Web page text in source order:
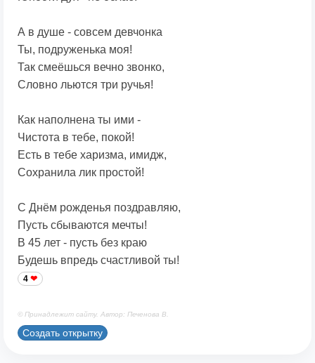
А в душе - совсем девчонка
Ты, подруженька моя!
Так смеёшься вечно звонко,
Словно льются три ручья!
Как наполнена ты ими -
Чистота в тебе, покой!
Есть в тебе харизма, имидж,
Сохранила лик простой!
С Днём рожденья поздравляю,
Пусть сбываются мечты!
В 45 лет - пусть без краю
Будешь впредь счастливой ты!
4
© Принадлежит сайту. Автор: Печенова В.
Создать открытку